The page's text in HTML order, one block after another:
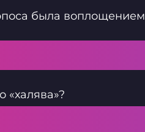
была
«халява»?